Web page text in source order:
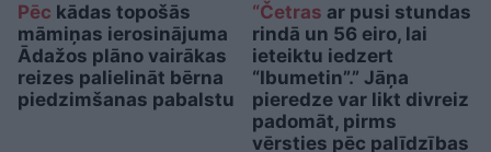
Pēc kādas topošās
māmiņas ierosinājuma
Ādažos plāno vairākas
reizes palielināt bērna
piedzimšanas pabalstu
“Četras ar pusi stundas
rindā un 56 eiro, lai
ieteiktu iedzert
“Ibumetin”.” Jāņa
pieredze var likt divreiz
padomāt, pirms
vērsties pēc palīdzības